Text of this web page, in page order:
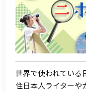
世界で使われている
住日本人ライターや